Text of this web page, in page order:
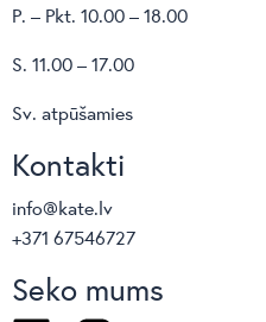
P. – Pkt. 10.00 – 18.00
S. 11.00 – 17.00
Sv. atpūšamies
Kontakti
info@kate.lv
+371 67546727
Seko mums